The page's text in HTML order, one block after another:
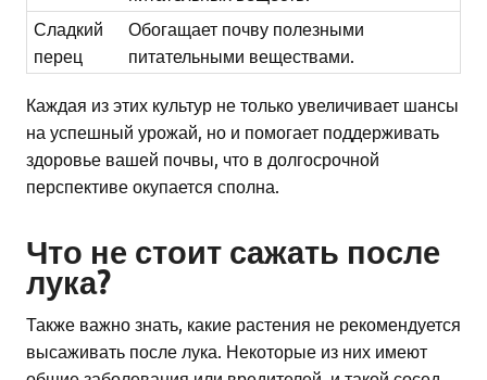
Сладкий
перец
Обогащает почву полезными
питательными веществами.
Каждая из этих культур не только увеличивает шансы
на успешный урожай, но и помогает поддерживать
здоровье вашей почвы, что в долгосрочной
перспективе окупается сполна.
Что не стоит сажать после
лука?
Также важно знать, какие растения не рекомендуется
высаживать после лука. Некоторые из них имеют